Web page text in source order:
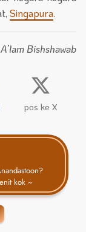
Singapura.
Bishshawab
pos ke X
kok ~